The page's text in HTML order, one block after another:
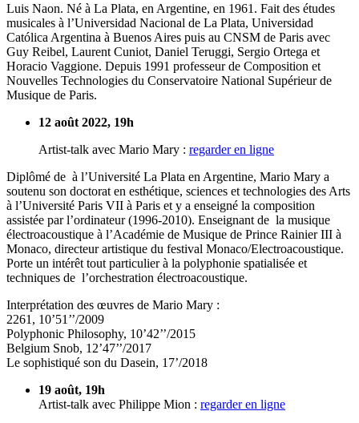
Luis Naon. Né à La Plata, en Argentine, en 1961. Fait des études
musicales à l’Universidad Nacional de La Plata, Universidad
Católica Argentina à Buenos Aires puis au CNSM de Paris avec
Guy Reibel, Laurent Cuniot, Daniel Teruggi, Sergio Ortega et
Horacio Vaggione. Depuis 1991 professeur de Composition et
Nouvelles Technologies du Conservatoire National Supérieur de
Musique de Paris.
12 août 2022, 19h
Artist-talk avec Mario Mary : regarder en ligne
Diplômé de à l’Université La Plata en Argentine, Mario Mary a
soutenu son doctorat en esthétique, sciences et technologies des Arts
à l’Université Paris VII à Paris et y a enseigné la composition
assistée par l’ordinateur (1996-2010). Enseignant de la musique
électroacoustique à l’Académie de Musique de Prince Rainier III à
Monaco, directeur artistique du festival Monaco/Electroacoustique.
Porte un intérêt tout particulier à la polyphonie spatialisée et
techniques de l’orchestration électroacoustique.
Interprétation des œuvres de Mario Mary :
2261, 10’51’’/2009
Polyphonic Philosophy, 10’42’’/2015
Belgium Snob, 12’47’’/2017
Le sophistiqué son du Dasein, 17’/2018
19 août, 19h
Artist-talk avec Philippe Mion : regarder en ligne